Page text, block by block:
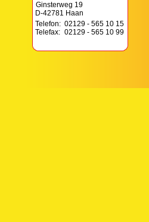
Ginsterweg 19
D-42781 Haan
Telefon: 02129 - 565 10 15
Telefax: 02129 - 565 10 99